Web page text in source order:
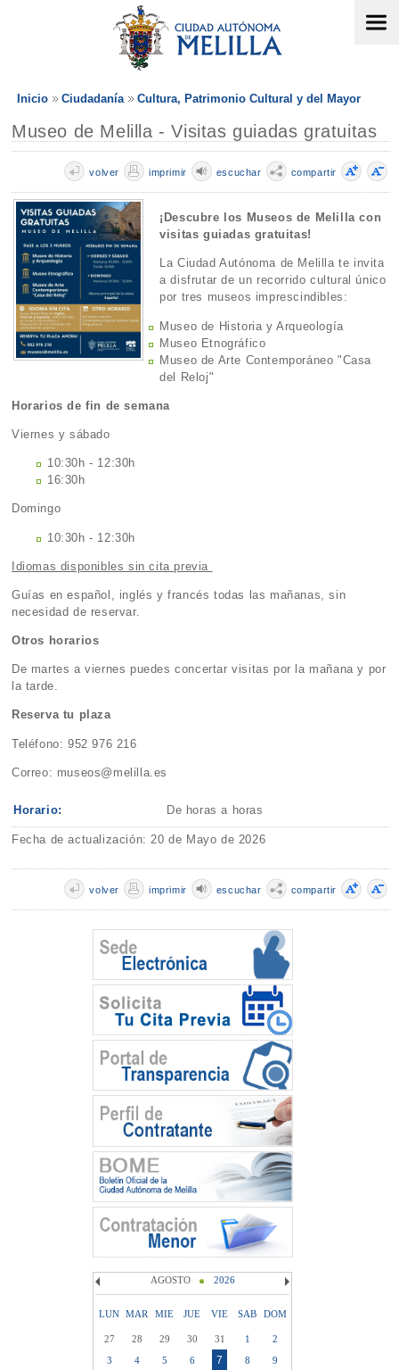
Inicio Ciudadanía Cultura, Patrimonio Cultural y del Mayor
Museo de Melilla - Visitas guiadas gratuitas
compartir
escuchar
imprimir
volver
¡Descubre los Museos de Melilla con
visitas guiadas gratuitas!
La Ciudad Autónoma de Melilla te invita
a disfrutar de un recorrido cultural único
por tres museos imprescindibles:
Museo de Historia y Arqueología
Museo Etnográfico
Museo de Arte Contemporáneo "Casa
del Reloj"
Horarios de fin de semana
Viernes y sábado
10:30h - 12:30h
16:30h
Domingo
10:30h - 12:30h
Idiomas disponibles sin cita previa
Guías en español, inglés y francés todas las mañanas, sin
necesidad de reservar.
Otros horarios
De martes a viernes puedes concertar visitas por la mañana y por
la tarde.
Reserva tu plaza
Teléfono: 952 976 216
Correo: museos@melilla.es
Horario: De horas a horas
Fecha de actualización: 20 de Mayo de 2026
compartir
escuchar
imprimir
volver
AGOSTO 2026
LUN MAR MIE JUE VIE SAB DOM
27 28 29 30 31 1
2
3
4 5 6 7 8
9